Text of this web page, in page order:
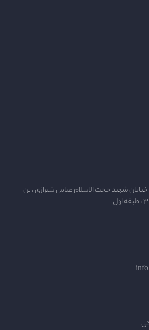
خیابان شهید حجت الاسلام عباس شیرازی ، بن
info